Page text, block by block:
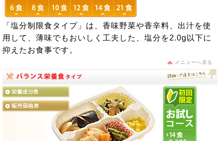
「塩分制限食タイプ」は、香味野菜や香辛料、出汁を使
用して、薄味でもおいしく工夫した、塩分を2.0g以下に
抑えたお食事です。
メニューへ戻る